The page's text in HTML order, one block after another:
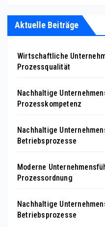
Aktuelle Beiträge
Wirtschaftliche
Prozessqualität
Nachhaltige
Prozesskompetenz
Nachhaltige
Betriebsprozesse
Moderne
Prozessordnung
Nachhaltige
Betriebsprozesse